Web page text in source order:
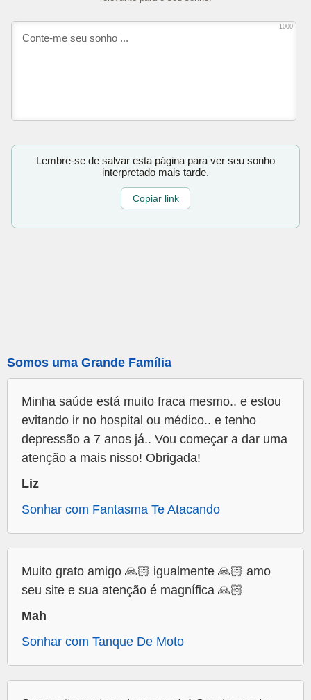
1000
Lembre-se de salvar esta página para ver seu sonho
interpretado mais tarde.
Copiar link
Somos uma Grande Família
Minha saúde está muito fraca mesmo.. e estou
evitando ir no hospital ou médico.. e tenho
depressão a 7 anos já.. Vou começar a dar uma
atenção a mais nisso! Obrigada!
Liz
Sonhar com Fantasma Te Atacando
Muito grato amigo 🙏🏻 igualmente 🙏🏻 amo
seu site e sua atenção é magnífica 🙏🏻
Mah
Sonhar com Tanque De Moto